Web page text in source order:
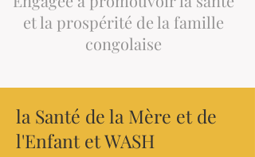
et la prospérité de la famille
congolaise
la Santé de la Mère et de
l'Enfant et WASH